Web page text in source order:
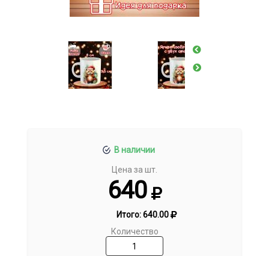
В наличии
Цена за шт.
640
Итого:640.00
Количество